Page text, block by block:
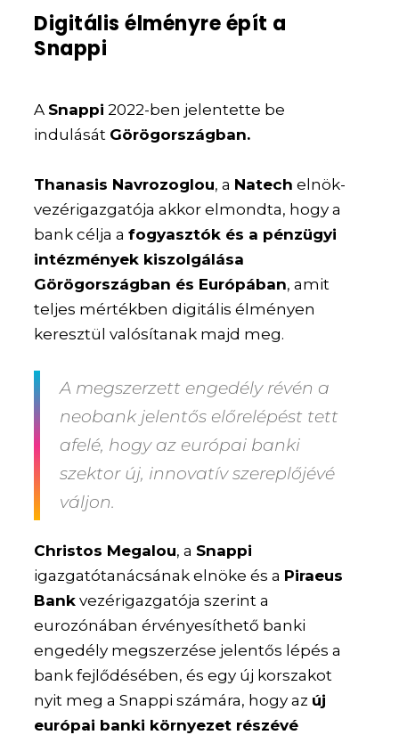
Digitális élményre épít a
Snappi
A Snappi 2022-ben jelentette be
indulását Görögországban.
Thanasis Navrozoglou, a Natech elnök-
vezérigazgatója akkor elmondta, hogy a
bank célja afogyasztók és a pénzügyi
intézmények kiszolgálása
Görögországban és Európában, amit
teljes mértékben digitális élményen
keresztül valósítanak majd meg.
A megszerzett engedély révén a
neobank jelentős előrelépést tett
afelé, hogy az európai banki
szektor új, innovatív szereplőjévé
váljon.
Christos Megalou, a Snappi
igazgatótanácsának elnöke és a Piraeus
Bank vezérigazgatója szerint a
eurozónában érvényesíthető banki
engedély megszerzése jelentős lépés a
bank fejlődésében, és egy új korszakot
nyit meg a Snappi számára, hogy az új
európai banki környezet részévé